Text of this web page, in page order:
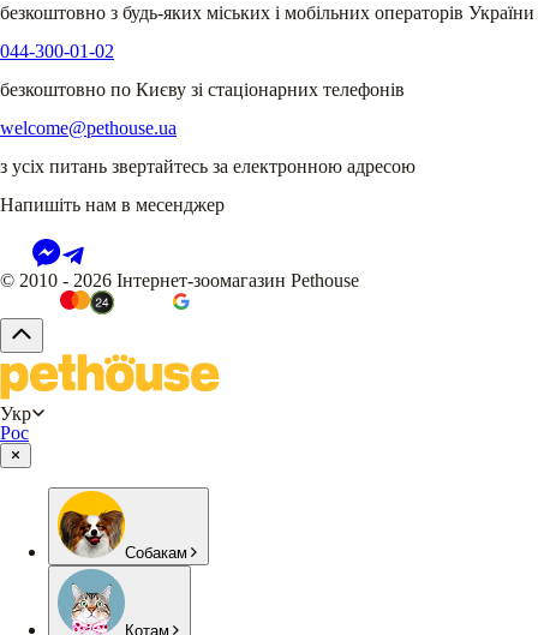
безкоштовно з будь-яких міських і мобільних операторів України
044-300-01-02
безкоштовно по Києву зі стаціонарних телефонів
welcome@pethouse.ua
з усіх питань звертайтесь за електронною адресою
Напишіть нам в месенджер
© 2010 - 2026 Інтернет-зоомагазин Pethouse
Укр
Рос
Собакам
Котам